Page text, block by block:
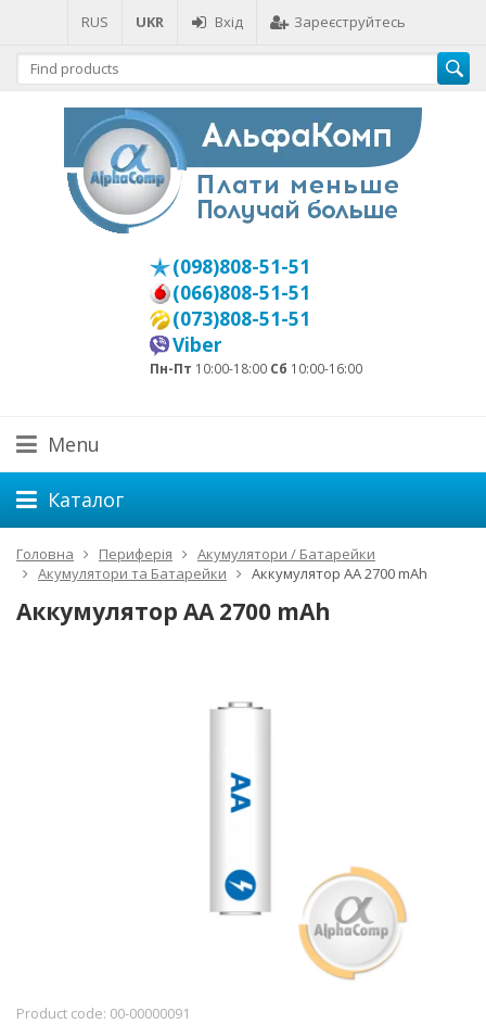
RUS UKR Вхід Зареєструйтесь
(098)808-51-51
(066)808-51-51
(073)808-51-51
Viber
Пн-Пт 10:00-18:00 Сб 10:00-16:00
Menu
Каталог
Головна Периферія
Акумулятори / Батарейки
Акумулятори та Батарейки
Аккумулятор АА 2700 mAh
Аккумулятор АА 2700 mAh
Product code: 00-00000091